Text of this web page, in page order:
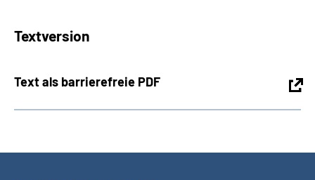
Textversion
Text als barrierefreie PDF